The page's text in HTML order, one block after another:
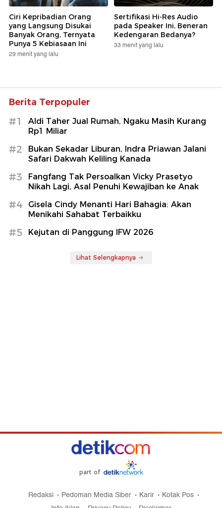
Ciri Kepribadian Orang
yang Langsung Disukai
Banyak Orang, Ternyata
Punya 5 Kebiasaan Ini
29 menit yang lalu
Sertifikasi Hi-Res Audio
pada Speaker Ini, Beneran
Kedengaran Bedanya?
33 menit yang lalu
Berita Terpopuler
#1
Aldi Taher Jual Rumah, Ngaku Masih Kurang
Rp1 Miliar
#2
Bukan Sekadar Liburan, Indra Priawan Jalani
Safari Dakwah Keliling Kanada
#3
Fangfang Tak Persoalkan Vicky Prasetyo
Nikah Lagi, Asal Penuhi Kewajiban ke Anak
#4
Gisela Cindy Menanti Hari Bahagia: Akan
Menikahi Sahabat Terbaikku
#5 Kejutan di Panggung IFW 2026
Lihat Selengkapnya
part of
Redaksi Pedoman Media Siber Karir
Kotak Pos